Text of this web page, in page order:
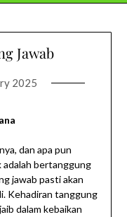
Jawab
2025
dan apa pun
adalah bertanggung
jawab pasti akan
Kehadiran tanggung
dalam kebaikan